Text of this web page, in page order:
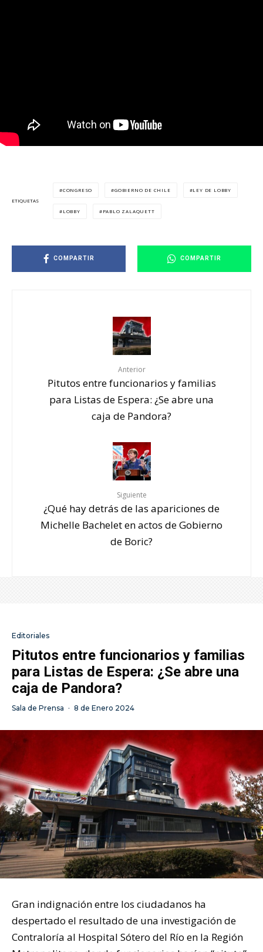
ETIQUETAS
CONGRESO GOBIERNO DE CHILE LEY DE LOBBY
LOBBY PABLO ZALAQUETT
COMPARTIR COMPARTIR
Anterior
Pitutos entre funcionarios y familias
para Listas de Espera: ¿Se abre una
caja de Pandora?
Siguiente
¿Qué hay detrás de las apariciones de
Michelle Bachelet en actos de Gobierno
de Boric?
Editoriales
Pitutos entre funcionarios y familias
para Listas de Espera: ¿Se abre una
caja de Pandora?
Sala de Prensa · 8 de Enero 2024
Gran indignación entre los ciudadanos ha
despertado el resultado de una investigación de
Contraloría al Hospital Sótero del Río en la Región